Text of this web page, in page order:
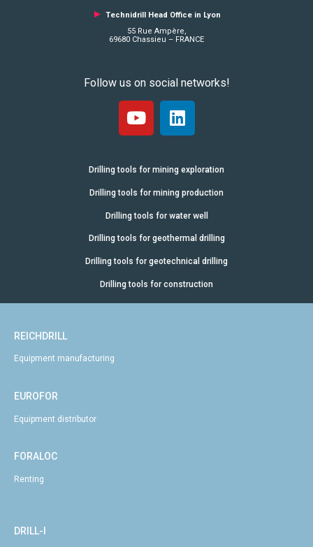
► Technidrill Head Office in Lyon
55 Rue Ampère,
69680 Chassieu – FRANCE
Follow us on social networks!
Drilling tools for mining exploration
Drilling tools for mining production
Drilling tools for water well
Drilling tools for geothermal drilling
Drilling tools for geotechnical drilling
Drilling tools for construction
REICHDRILL
Equipment manufacturing
EUROFOR
Equipment distributor
FORALOC
Renting
DRILL-I